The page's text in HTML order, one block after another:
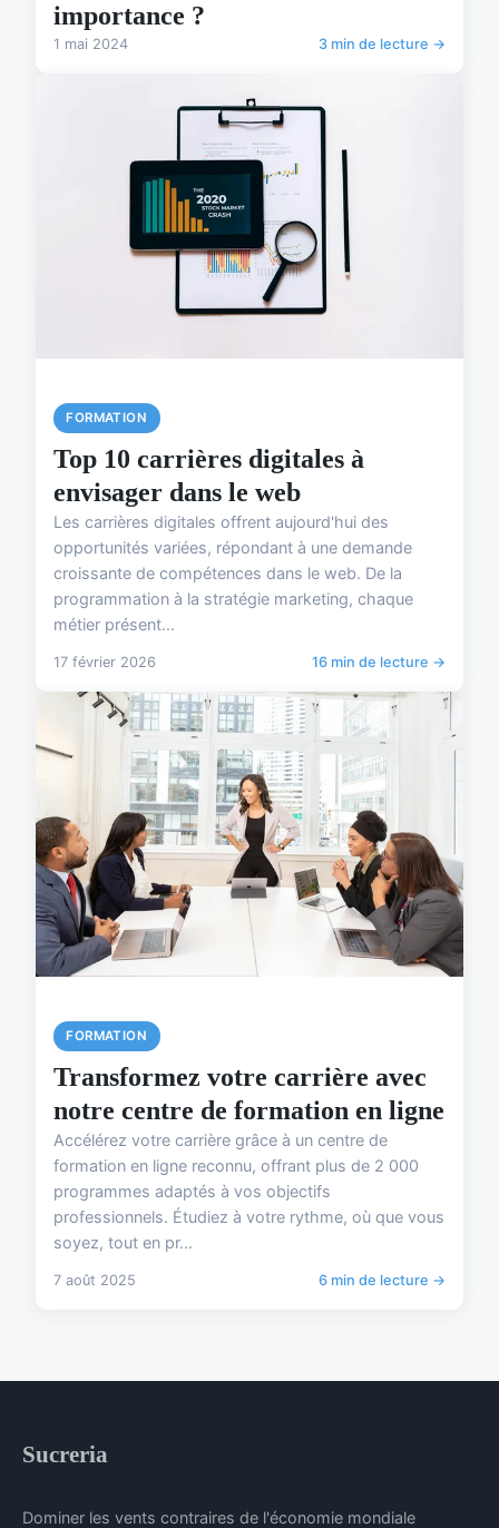
importance ?
1 mai 2024 3 min de lecture →
FORMATION
Top 10 carrières digitales à
envisager dans le web
Les carrières digitales offrent aujourd'hui des
opportunités variées, répondant à une demande
croissante de compétences dans le web. De la
programmation à la stratégie marketing, chaque
métier présent...
17 février 2026 16 min de lecture →
FORMATION
Transformez votre carrière avec
notre centre de formation en ligne
Accélérez votre carrière grâce à un centre de
formation en ligne reconnu, offrant plus de 2 000
programmes adaptés à vos objectifs
professionnels. Étudiez à votre rythme, où que vous
soyez, tout en pr...
7 août 2025 6 min de lecture →
Sucreria
Dominer les vents contraires de l'économie mondiale